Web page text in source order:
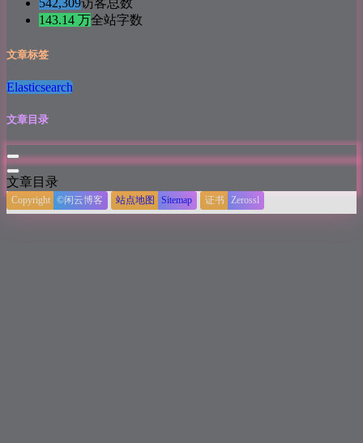
542,309访客总数
143.14 万全站字数
文章标签
Elasticsearch
文章目录
文章目录
Copyright ©闲云博客 站点地图 Sitemap 证书 Zerossl